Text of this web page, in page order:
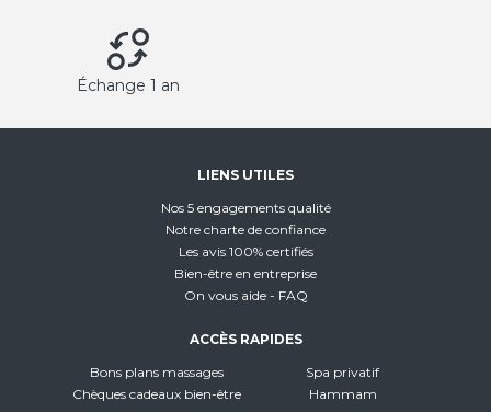
Échange 1 an
LIENS UTILES
Nos 5 engagements qualité
Notre charte de confiance
Les avis 100% certifiés
Bien-être en entreprise
On vous aide - FAQ
ACCÈS RAPIDES
Bons plans massages
Chèques cadeaux bien-être
Spa privatif
Hammam